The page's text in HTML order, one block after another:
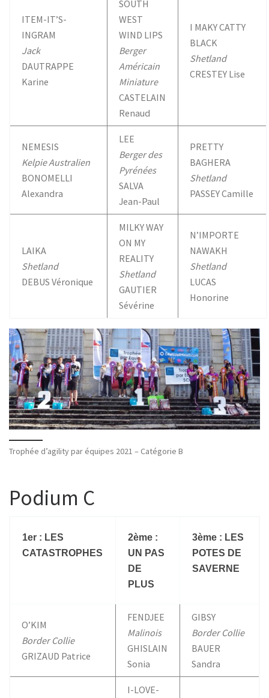
ITEM-IT’S-
INGRAM
Jack
DAUTRAPPE
Karine
SOUTH
WEST
WIND LIPS
Berger
Américain
Miniature
CASTELAIN
Renaud
I MAKY CATTY
BLACK
Shetland
CRESTEY Lise
NEMESIS
Kelpie Australien
BONOMELLI
Alexandra
LEE
Berger des
Pyrénées
SALVA
Jean-Paul
PRETTY
BAGHERA
Shetland
PASSEY Camille
LAIKA
Shetland
DEBUS Véronique
MILKY WAY
ON MY
REALITY
Shetland
GAUTIER
Sévérine
N’IMPORTE
NAWAKH
Shetland
LUCAS
Honorine
Trophée d’agility par équipes 2021 – Catégorie B
Podium C
1er : LES
CATASTROPHES
2ème :
UN PAS
DE
PLUS
3ème : LES
POTES DE
SAVERNE
O’KIM
Border Collie
GRIZAUD Patrice
FENDJEE
Malinois
GHISLAIN
Sonia
GIBSY
Border Collie
BAUER
Sandra
I-LOVE-